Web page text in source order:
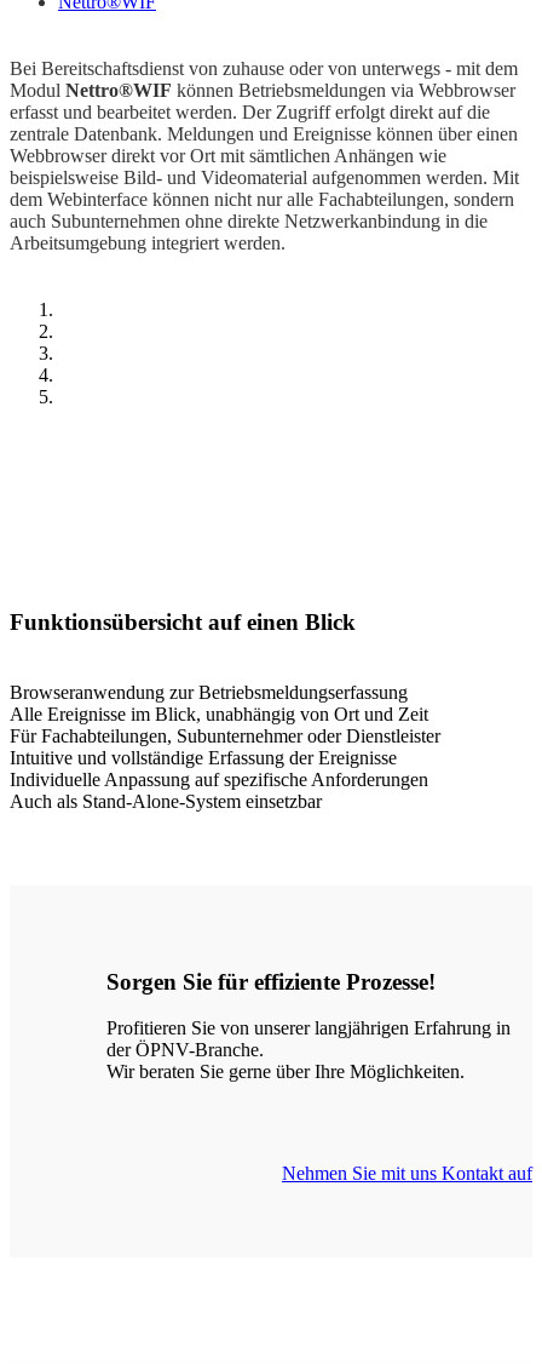
Bei Bereitschaftsdienst von zuhause oder von unterwegs - mit dem
Modul Nettro®WIF können Betriebsmeldungen via Webbrowser
erfasst und bearbeitet werden. Der Zugriff erfolgt direkt auf die
zentrale Datenbank. Meldungen und Ereignisse können über einen
Webbrowser direkt vor Ort mit sämtlichen Anhängen wie
beispielsweise Bild- und Videomaterial aufgenommen werden. Mit
dem Webinterface können nicht nur alle Fachabteilungen, sondern
auch Subunternehmen ohne direkte Netzwerkanbindung in die
Arbeitsumgebung integriert werden.
Funktionsübersicht auf einen Blick
Browseranwendung zur Betriebsmeldungserfassung
Alle Ereignisse im Blick, unabhängig von Ort und Zeit
Für Fachabteilungen, Subunternehmer oder Dienstleister
Intuitive und vollständige Erfassung der Ereignisse
Individuelle Anpassung auf spezifische Anforderungen
Auch als Stand-Alone-System einsetzbar
Sorgen Sie für effiziente Prozesse!
Profitieren Sie von unserer langjährigen Erfahrung in
der ÖPNV-Branche.
Wir beraten Sie gerne über Ihre Möglichkeiten.
Nehmen Sie mit uns Kontakt auf